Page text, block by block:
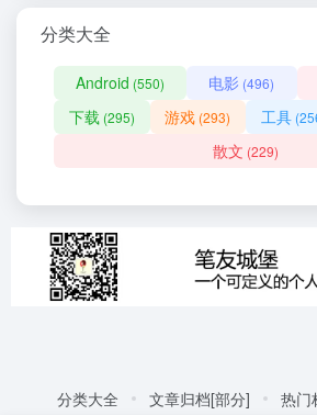
分类大全
Android (550) 电影 (496)
下载 (295) 游戏 (293) 工具
散文 (229)
分类大全 文章归档[部分] 热门